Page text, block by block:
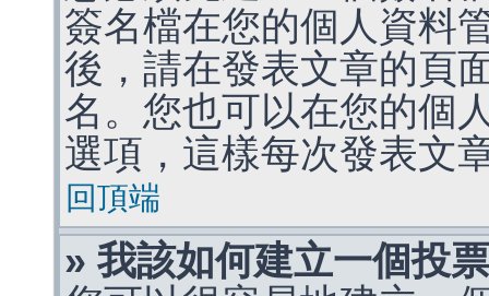
簽名檔在您的個人資料
後，請在發表文章的頁
名。您也可以在您的個
選項，這樣每次發表文
回頂端
» 我該如何建立一個投